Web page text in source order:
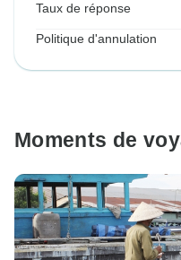
Taux de réponse
Politique d'annulation
Moments de